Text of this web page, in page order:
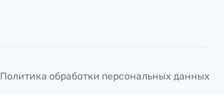
Политика обработки персональных данных